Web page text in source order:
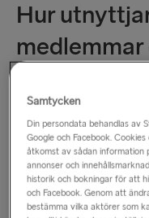
Hur
Visa upp ditt Stena
något av våra säljteam
och informerar dig om
medlemserbjudanden
Samtycken
Din persondata behandlas av
Google och Facebook.
åtkomst av sådan information
annonser och
historik och bokningar för att
och Facebook. Genom att
bestämma vilka aktörer som